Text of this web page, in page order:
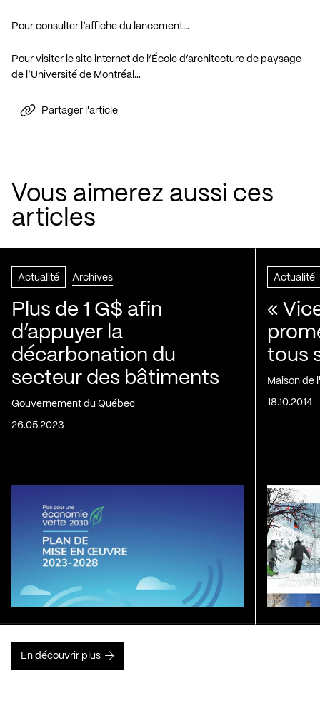
Pour consulter l’affiche du lancement…
Pour visiter le site internet de l’École d’architecture de paysage
de l’Université de Montréal…
Partager l'article
Vous aimerez aussi ces
articles
Actualité Archives
Plus de 1 G$ afin
d’appuyer la
décarbonation du
secteur des bâtiments
Gouvernement du Québec
26.05.2023
Actualité
«
tous
Maison de
18.10.2014
En découvrir plus